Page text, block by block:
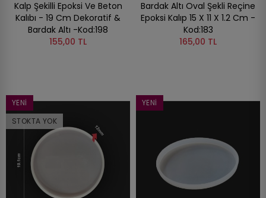
Kalp Şekilli Epoksi Ve Beton
Kalıbı - 19 Cm Dekoratif &
Bardak Altı -Kod:198
155,00 TL
Bardak Altı Oval Şekli Reçine
Epoksi Kalıp 15 X 11 X 1.2 Cm -
Kod:183
165,00 TL
YENI
STOKTA YOK
YENI